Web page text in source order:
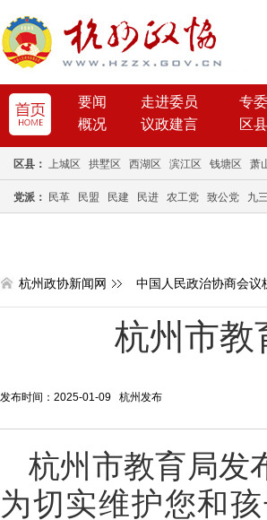
要闻 走进委员
专
概况
议政建言 区县
区县： 上城区 拱墅区 西湖区 滨江区 钱塘区 萧
党派： 民革 民盟 民建 民进 农工党 致公党 九
杭州政协新闻网 中国人民政治协商会议
杭州市教
发布时间：2025-01-09 杭州发布
杭州市教育局发
为切实维护您和